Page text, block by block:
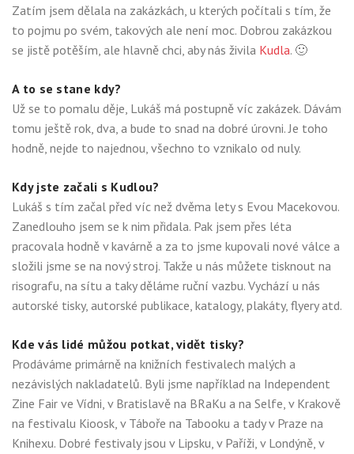
Zatím jsem dělala na zakázkách, u kterých počítali s tím, že
to pojmu po svém, takových ale není moc. Dobrou zakázkou
se jistě potěším, ale hlavně chci, aby nás živila Kudla. 🙂
A to se stane kdy?
Už se to pomalu děje, Lukáš má postupně víc zakázek. Dávám
tomu ještě rok, dva, a bude to snad na dobré úrovni. Je toho
hodně, nejde to najednou, všechno to vznikalo od nuly.
Kdy jste začali s Kudlou?
Lukáš s tím začal před víc než dvěma lety s Evou Macekovou.
Zanedlouho jsem se k nim přidala. Pak jsem přes léta
pracovala hodně v kavárně a za to jsme kupovali nové válce a
složili jsme se na nový stroj. Takže u nás můžete tisknout na
risografu, na sítu a taky děláme ruční vazbu. Vychází u nás
autorské tisky, autorské publikace, katalogy, plakáty, flyery atd.
Kde vás lidé můžou potkat, vidět tisky?
Prodáváme primárně na knižních festivalech malých a
nezávislých nakladatelů. Byli jsme například na Independent
Zine Fair ve Vídni, v Bratislavě na BRaKu a na Selfe, v Krakově
na festivalu Kioosk, v Táboře na Tabooku a tady v Praze na
Knihexu. Dobré festivaly jsou v Lipsku, v Paříži, v Londýně, v